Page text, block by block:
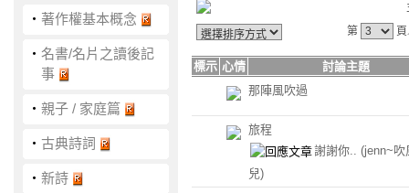
‧ 著作權基本概念
‧ 名書/名片之讀後記
事
‧ 親子 / 家庭篇
‧ 古典詩詞
‧ 新詩
第
標示 心情
討論主題
那陣風吹過
旅程
謝謝你.. (jenn~吹
兒)